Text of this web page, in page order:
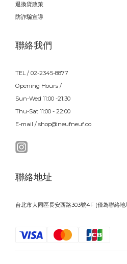
退換貨政策
防詐騙宣導
聯絡我們
TEL / 02-2345-8877
Opening Hours /
Sun-Wed 11:00 -21:30
Thu-Sat 11:00 - 22:00
E-mail / shop@neufneuf.co
聯絡地址
台北市大同區長安西路303號4F (僅為聯絡